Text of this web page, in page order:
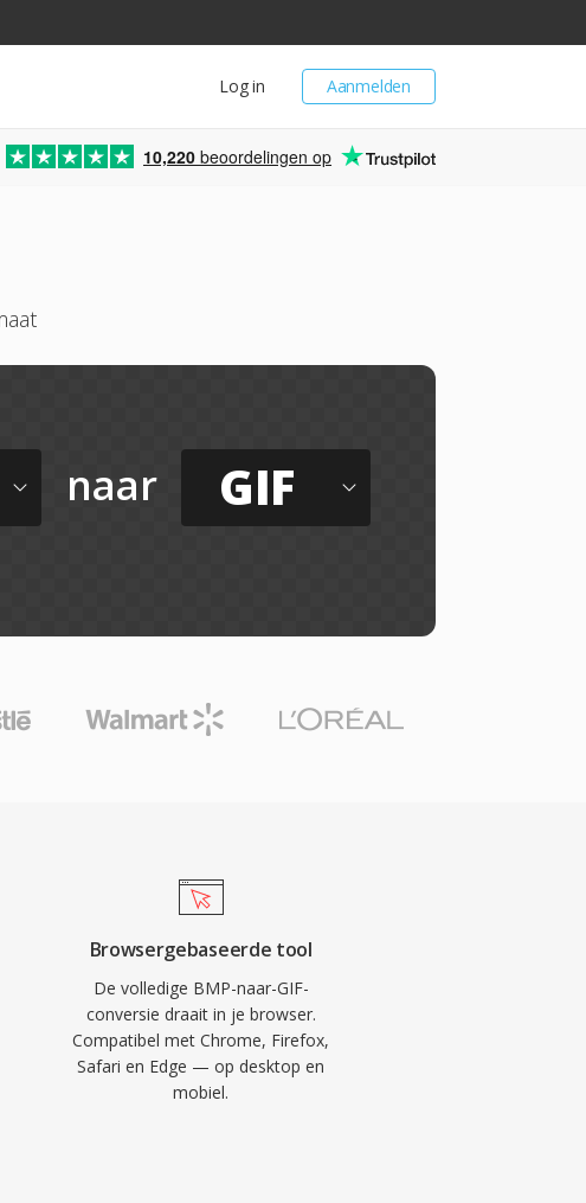
Aanmelden
Log in
10,220 beoordelingen op
naar GIF
Browsergebaseerde tool
De volledige BMP-naar-GIF-
conversie draait in je browser.
Compatibel met Chrome, Firefox,
Safari en Edge — op desktop en
mobiel.